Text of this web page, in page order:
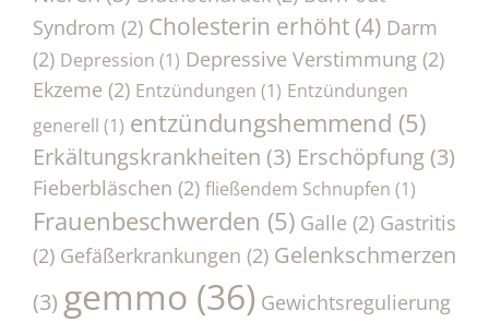
Syndrom (2) Cholesterin erhöht (4) Darm
(2) Depression (1) Depressive Verstimmung (2)
Ekzeme (2) Entzündungen (1) Entzündungen
generell (1) entzündungshemmend (5)
Erkältungskrankheiten (3) Erschöpfung (3)
Fieberbläschen (2) fließendem Schnupfen (1)
Frauenbeschwerden (5) Galle (2) Gastritis
(2) Gefäßerkrankungen (2) Gelenkschmerzen
(3) gemmo (36) Gewichtsregulierung